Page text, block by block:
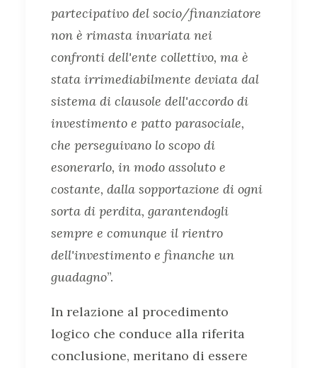
partecipativo del socio/finanziatore
non è rimasta invariata nei
confronti dell'ente collettivo, ma è
stata irrimediabilmente deviata dal
sistema di clausole dell'accordo di
investimento e patto parasociale,
che perseguivano lo scopo di
esonerarlo, in modo assoluto e
costante, dalla sopportazione di ogni
sorta di perdita, garantendogli
sempre e comunque il rientro
dell'investimento e finanche un
guadagno”.
In relazione al procedimento
logico che conduce alla riferita
conclusione, meritano di essere